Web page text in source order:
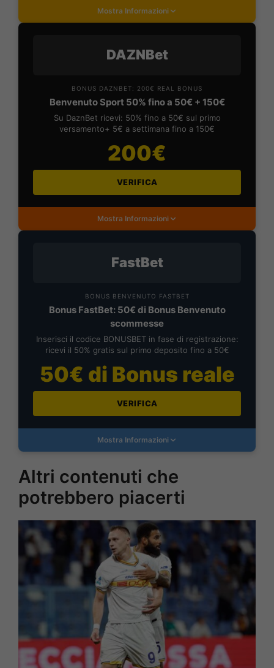
Mostra Informazioni
DAZNBet
BONUS DAZNBET: 200€ REAL BONUS
Benvenuto Sport 50% fino a 50€ + 150€
Su DaznBet ricevi: 50% fino a 50€ sul primo
versamento+ 5€ a settimana fino a 150€
200€
VERIFICA
Mostra Informazioni
FastBet
BONUS BENVENUTO FASTBET
Bonus FastBet: 50€ di Bonus Benvenuto
scommesse
Inserisci il codice BONUSBET in fase di registrazione:
ricevi il 50% gratis sul primo deposito fino a 50€
50€ di Bonus reale
VERIFICA
Mostra Informazioni
Altri contenuti che
potrebbero piacerti